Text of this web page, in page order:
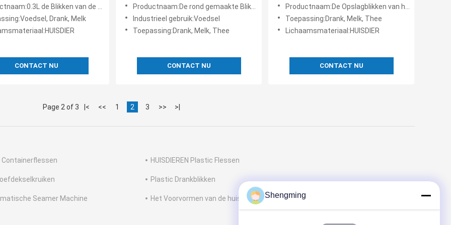
de Blikken van de voedselopslag
Drank, Melk
CONTACT NU
Melk
Productnaam:De rond gemaakte Blikken van de het Voedselopslag van 600ml Plastic
Industrieel gebruik:Voedsel
Toepassing:Drank, Melk, Thee
CONTACT NU
Productnaam:De Opslagblikken van het 0,5 Litervoedsel
Toepassing:Drank, Melk, Thee
Lichaamsmateriaal:HUISDIER
CONTACT NU
Page 2 of 3 |< << 1 2 3 >> >|
Containerflessen HUISDIEREN Plastic Flessen
Plastic Drankblikken
Seamer Machine Het Voorvormen van de huisdierenflesShengming